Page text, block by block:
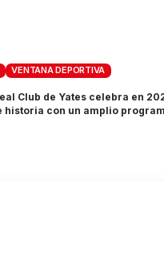
VENTANA DEPORTIVA
Club de Yates celebra en
historia con un amplio